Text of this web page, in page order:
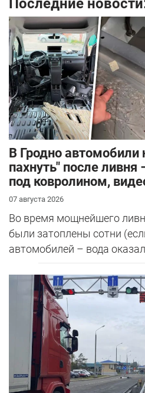
Последние
В Гродно автомобили
пахнуть" после ливня
под ковролином,
07 августа 2026
Во время мощнейшего
были затоплены сотни
автомобилей – вода